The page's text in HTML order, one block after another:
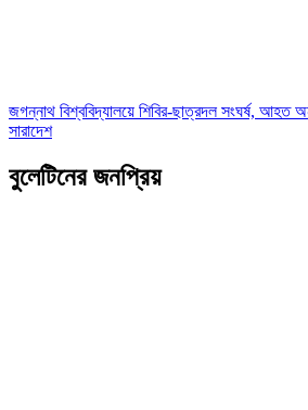
জগন্নাথ বিশ্ববিদ্যালয়ে শিবির-ছাত্রদল সংঘর্ষ, আহত
সারাদেশ
বুলেটিনের জনপ্রিয়